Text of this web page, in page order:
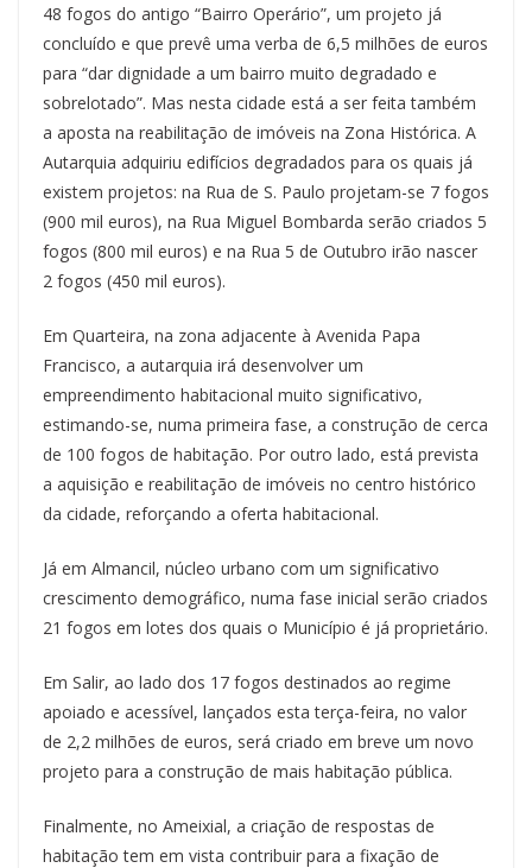
48 fogos do antigo “Bairro Operário”, um projeto já
concluído e que prevê uma verba de 6,5 milhões de euros
para “dar dignidade a um bairro muito degradado e
sobrelotado”. Mas nesta cidade está a ser feita também
a aposta na reabilitação de imóveis na Zona Histórica. A
Autarquia adquiriu edifícios degradados para os quais já
existem projetos: na Rua de S. Paulo projetam-se 7 fogos
(900 mil euros), na Rua Miguel Bombarda serão criados 5
fogos (800 mil euros) e na Rua 5 de Outubro irão nascer
2 fogos (450 mil euros).
Em Quarteira, na zona adjacente à Avenida Papa
Francisco, a autarquia irá desenvolver um
empreendimento habitacional muito significativo,
estimando-se, numa primeira fase, a construção de cerca
de 100 fogos de habitação. Por outro lado, está prevista
a aquisição e reabilitação de imóveis no centro histórico
da cidade, reforçando a oferta habitacional.
Já em Almancil, núcleo urbano com um significativo
crescimento demográfico, numa fase inicial serão criados
21 fogos em lotes dos quais o Município é já proprietário.
Em Salir, ao lado dos 17 fogos destinados ao regime
apoiado e acessível, lançados esta terça-feira, no valor
de 2,2 milhões de euros, será criado em breve um novo
projeto para a construção de mais habitação pública.
Finalmente, no Ameixial, a criação de respostas de
habitação tem em vista contribuir para a fixação de